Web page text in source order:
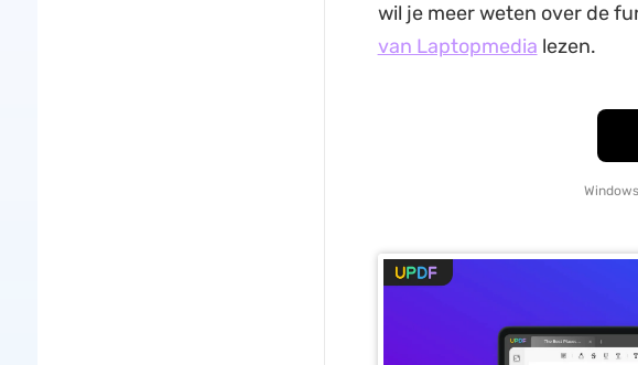
wil je meer weten over de
van Laptopmedia lezen.